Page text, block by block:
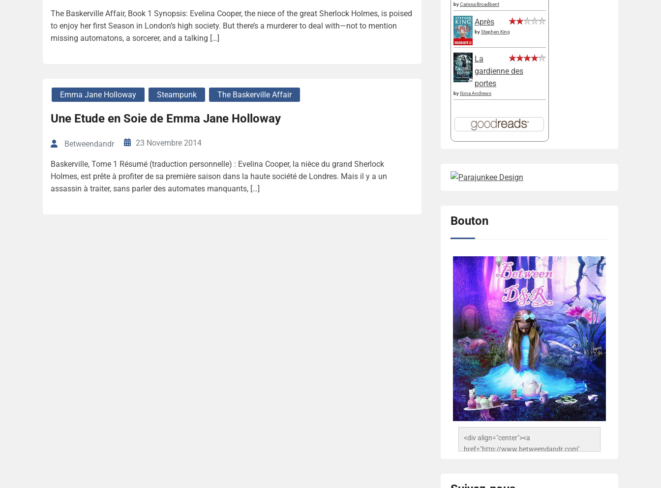
The Baskerville Affair, Book 1 Synopsis: Evelina Cooper, the niece of the great Sherlock Holmes, is poised
to enjoy her first Season in London’s high society. But there’s a murderer to deal with—not to mention
missing automatons, a sorcerer, and a talking […]
Emma Jane Holloway Steampunk The Baskerville Affair
Une Etude en Soie de Emma Jane Holloway
Betweendandr 23 Novembre 2014
Baskerville, Tome 1 Résumé (traduction personnelle) : Evelina Cooper, la nièce du grand Sherlock
Holmes, est prête à profiter de sa première saison dans la haute société de Londres. Mais il y a un
assassin à traiter, sans parler des automates manquants, […]
byCarissa Broadbent
Après
byStephen King
La
gardienne des
portes
by Ilona Andrews
Bouton
<div align="center"><a
href="http://www.betweendandr.com"
503716673157532-